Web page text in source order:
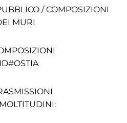
/ COMPOSIZIONI
MURI